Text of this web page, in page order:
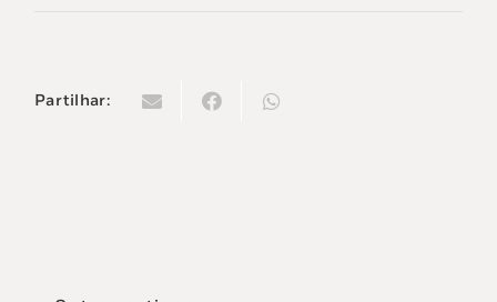
Partilhar: